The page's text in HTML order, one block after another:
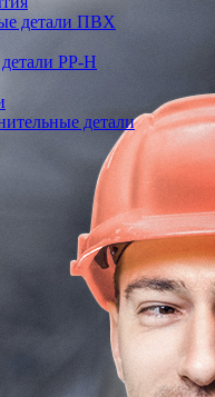
детали ПВХ
PP-H
детали